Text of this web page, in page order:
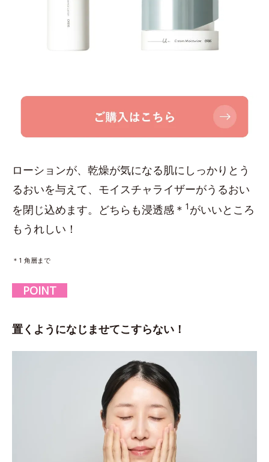
ローションが、乾燥が気になる肌にしっかりとう
るおいを与えて、モイスチャライザーがうるおい
を閉じ込めます。どちらも浸透感＊ 1 がいいところ
もうれしい！
＊1 角層まで
POINT
置くようになじませてこすらない！